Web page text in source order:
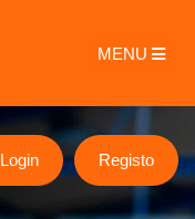
MENU
Registo
Login